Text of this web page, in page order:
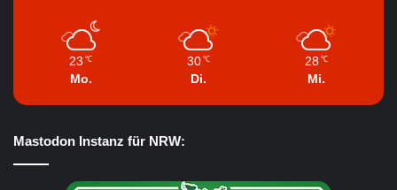
23 ℃
Mo.
30 ℃
Di.
28 ℃
Mi.
Mastodon Instanz für NRW: